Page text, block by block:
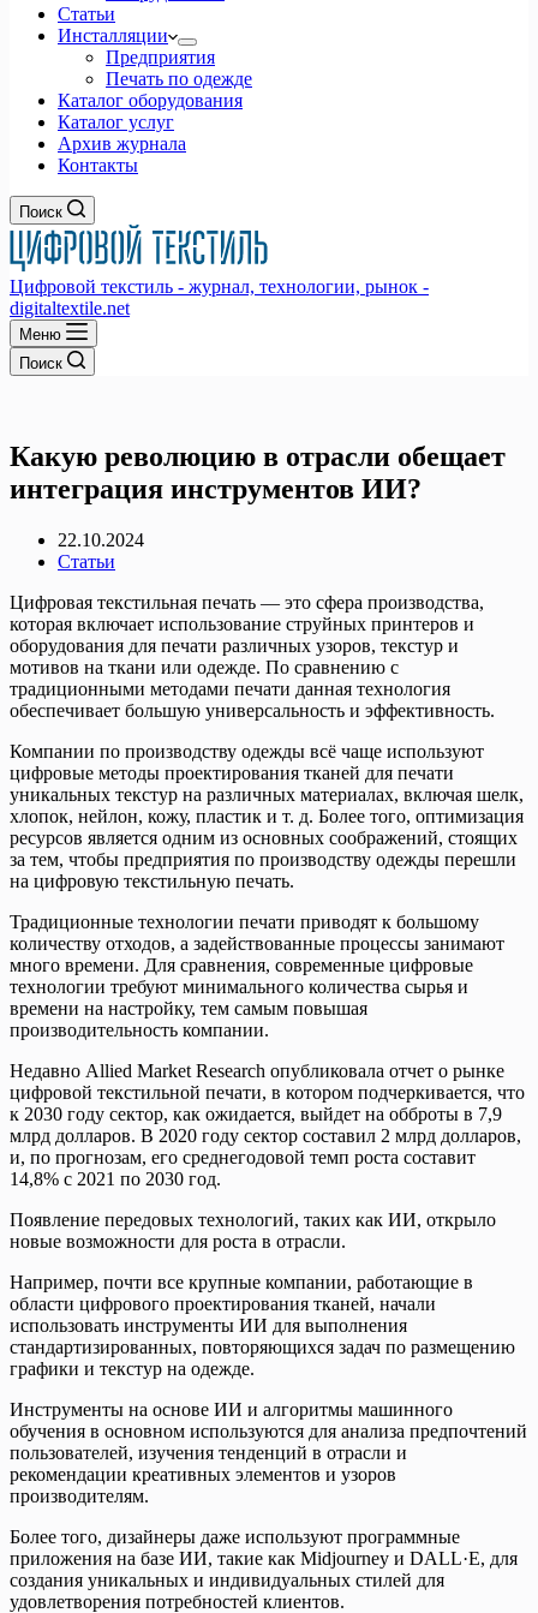
Статьи
Инсталляции
Предприятия
Печать по одежде
Каталог оборудования
Каталог услуг
Архив журнала
Контакты
Поиск
Цифровой текстиль - журнал, технологии, рынок -
digitaltextile.net
Меню
Поиск
Какую революцию в отрасли обещает
интеграция инструментов ИИ?
22.10.2024
Статьи
Цифровая текстильная печать — это сфера производства,
которая включает использование струйных принтеров и
оборудования для печати различных узоров, текстур и
мотивов на ткани или одежде. По сравнению с
традиционными методами печати данная технология
обеспечивает большую универсальность и эффективность.
Компании по производству одежды всё чаще используют
цифровые методы проектирования тканей для печати
уникальных текстур на различных материалах, включая шелк,
хлопок, нейлон, кожу, пластик и т. д. Более того, оптимизация
ресурсов является одним из основных соображений, стоящих
за тем, чтобы предприятия по производству одежды перешли
на цифровую текстильную печать.
Традиционные технологии печати приводят к большому
количеству отходов, а задействованные процессы занимают
много времени. Для сравнения, современные цифровые
технологии требуют минимального количества сырья и
времени на настройку, тем самым повышая
производительность компании.
Недавно Allied Market Research опубликовала отчет о рынке
цифровой текстильной печати, в котором подчеркивается, что
к 2030 году сектор, как ожидается, выйдет на обброты в 7,9
млрд долларов. В 2020 году сектор составил 2 млрд долларов,
и, по прогнозам, его среднегодовой темп роста составит
14,8% с 2021 по 2030 год.
Появление передовых технологий, таких как ИИ, открыло
новые возможности для роста в отрасли.
Например, почти все крупные компании, работающие в
области цифрового проектирования тканей, начали
использовать инструменты ИИ для выполнения
стандартизированных, повторяющихся задач по размещению
графики и текстур на одежде.
Инструменты на основе ИИ и алгоритмы машинного
обучения в основном используются для анализа предпочтений
пользователей, изучения тенденций в отрасли и
рекомендации креативных элементов и узоров
производителям.
Более того, дизайнеры даже используют программные
приложения на базе ИИ, такие как Midjourney и DALL·E, для
создания уникальных и индивидуальных стилей для
удовлетворения потребностей клиентов.